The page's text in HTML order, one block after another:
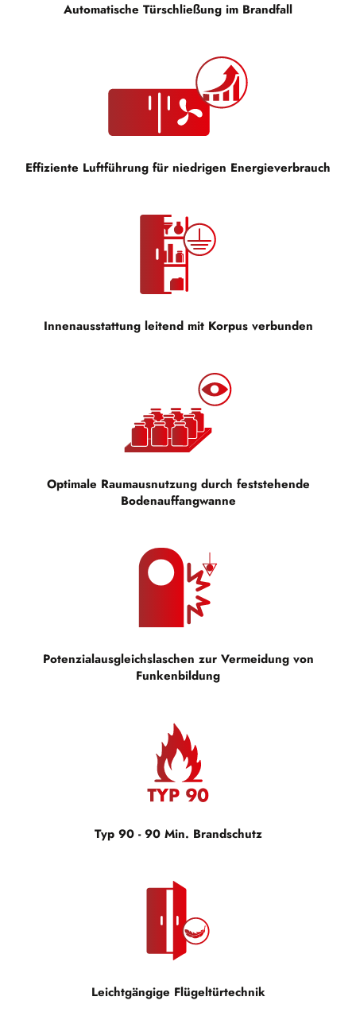
Automatische Türschließung im Brandfall
Effiziente Luftführung für niedrigen Energieverbrauch
Innenausstattung leitend mit Korpus verbunden
Optimale Raumausnutzung durch feststehende
Bodenauffangwanne
Potenzialausgleichslaschen zur Vermeidung von
Funkenbildung
Typ 90 - 90 Min. Brandschutz
Leichtgängige Flügeltürtechnik